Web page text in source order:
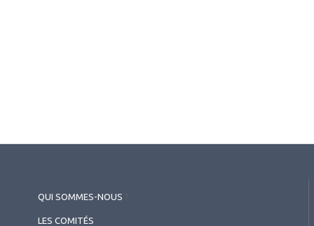
QUI SOMMES-NOUS
LES COMITÉS